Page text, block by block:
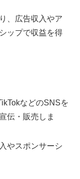
、広告収入やア
ップで収益を得
などのSNSを
伝・販売しま
やスポンサーシ